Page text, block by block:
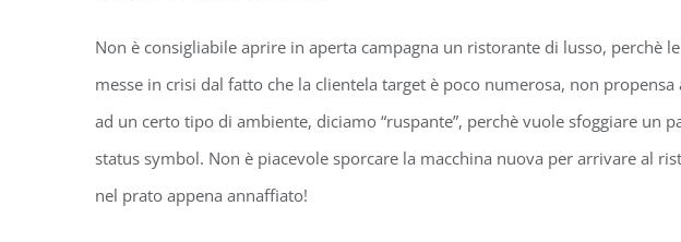
Non è consigliabile aprire in aperta campagna un ristorante di lusso, perchè
messe in crisi dal fatto che la clientela target è poco numerosa, non
ad un certo tipo di ambiente, diciamo “ruspante”, perchè vuole sfoggiare un
status symbol. Non è piacevole sporcare la macchina nuova per arrivare al
nel prato appena annaffiato!